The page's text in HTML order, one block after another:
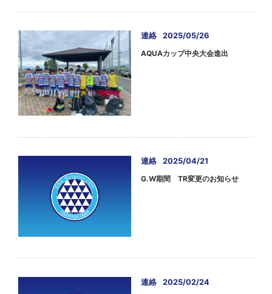
連絡
2025/05/26
AQUAカップ中央大会進出
連絡
2025/04/21
G.W期間 TR変更のお知らせ
連絡
2025/02/24